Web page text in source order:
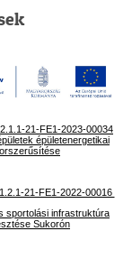
21-FE1-2023-00034
épületenergetikai
21-FE1-2022-00016
sportolási infrastruktúra
Sukorón